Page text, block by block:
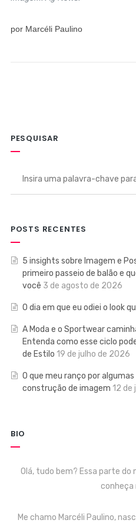
por Marcéli Paulino
PESQUISAR
POSTS RECENTES
5 insights sobre Imagem e
primeiro passeio de balão e
você 3 de agosto de 2026
O dia em que eu odiei o look
A Moda e o Sportwear
Entenda como esse ciclo
de Estilo 19 de julho de 2026
O que meu ranço por
construção de imagem 12 de
BIO
Olá, tudo bem? Essa parte do
conheça
Me chamo Marcéli Paulino,